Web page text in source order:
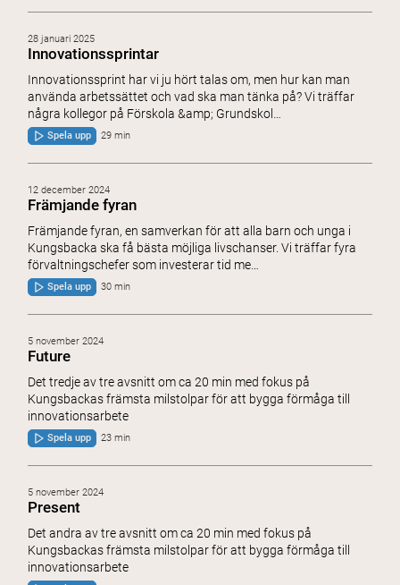
28 januari 2025
Innovationssprintar
Innovationssprint har vi ju hört talas om, men hur kan man
använda arbetssättet och vad ska man tänka på? Vi träffar
några kollegor på Förskola &amp; Grundskol…
Spela upp 29 min
12 december 2024
Främjande fyran
Främjande fyran, en samverkan för att alla barn och unga i
Kungsbacka ska få bästa möjliga livschanser. Vi träffar fyra
förvaltningschefer som investerar tid me…
Spela upp 30 min
5 november 2024
Future
Det tredje av tre avsnitt om ca 20 min med fokus på
Kungsbackas främsta milstolpar för att bygga förmåga till
innovationsarbete
Spela upp 23 min
5 november 2024
Present
Det andra av tre avsnitt om ca 20 min med fokus på
Kungsbackas främsta milstolpar för att bygga förmåga till
innovationsarbete